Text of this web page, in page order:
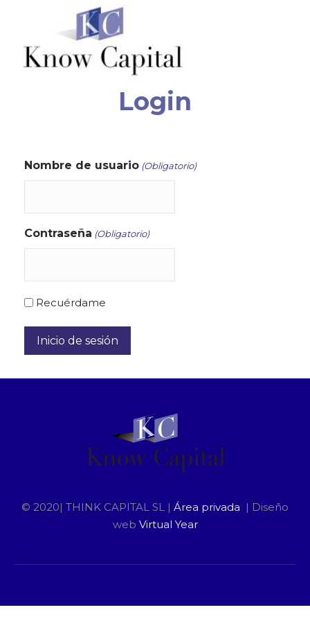
Login
Nombre de usuario (Obligatorio)
Contraseña (Obligatorio)
Recuérdame
© 2020| THINK CAPITAL SL | Área privada | Diseño
web Virtual Year